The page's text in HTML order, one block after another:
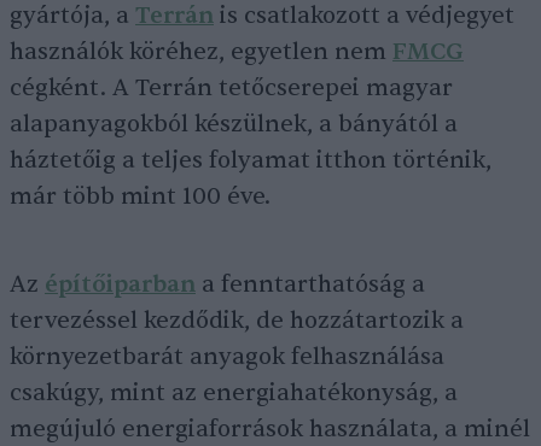
gyártója, a Terrán is csatlakozott a védjegyet
használók köréhez, egyetlen nem FMCG
cégként. A Terrán tetőcserepei magyar
alapanyagokból készülnek, a bányától a
háztetőig a teljes folyamat itthon történik,
már több mint 100 éve.
Az építőiparban a fenntarthatóság a
tervezéssel kezdődik, de hozzátartozik a
környezetbarát anyagok felhasználása
csakúgy, mint az energiahatékonyság, a
megújuló energiaforrások használata, a minél